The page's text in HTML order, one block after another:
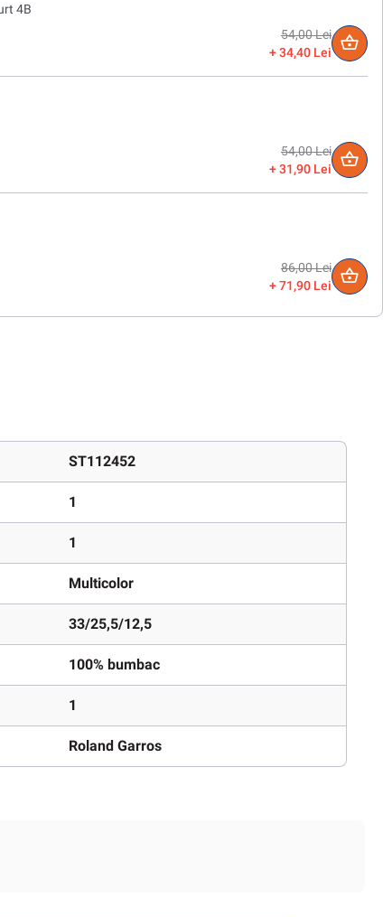
4B
54,00 Lei
34,40 Lei
54,00 Lei
31,90 Lei
86,00 Lei
71,90 Lei
ST112452
1
1
Multicolor
33/25,5/12,5
100% bumbac
1
Roland Garros